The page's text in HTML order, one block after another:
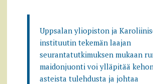
Uppsalan yliopiston ja
instituutin tekemän laajan
seurantatutkimuksen mukaan
maidonjuonti voi ylläpitää
asteista tulehdusta ja johtaa